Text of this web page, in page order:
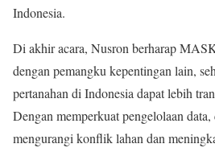
Indonesia.
Di akhir acara, Nusron berharap
dengan pemangku kepentingan lain,
pertanahan di Indonesia dapat lebih
Dengan memperkuat pengelolaan
mengurangi konflik lahan dan